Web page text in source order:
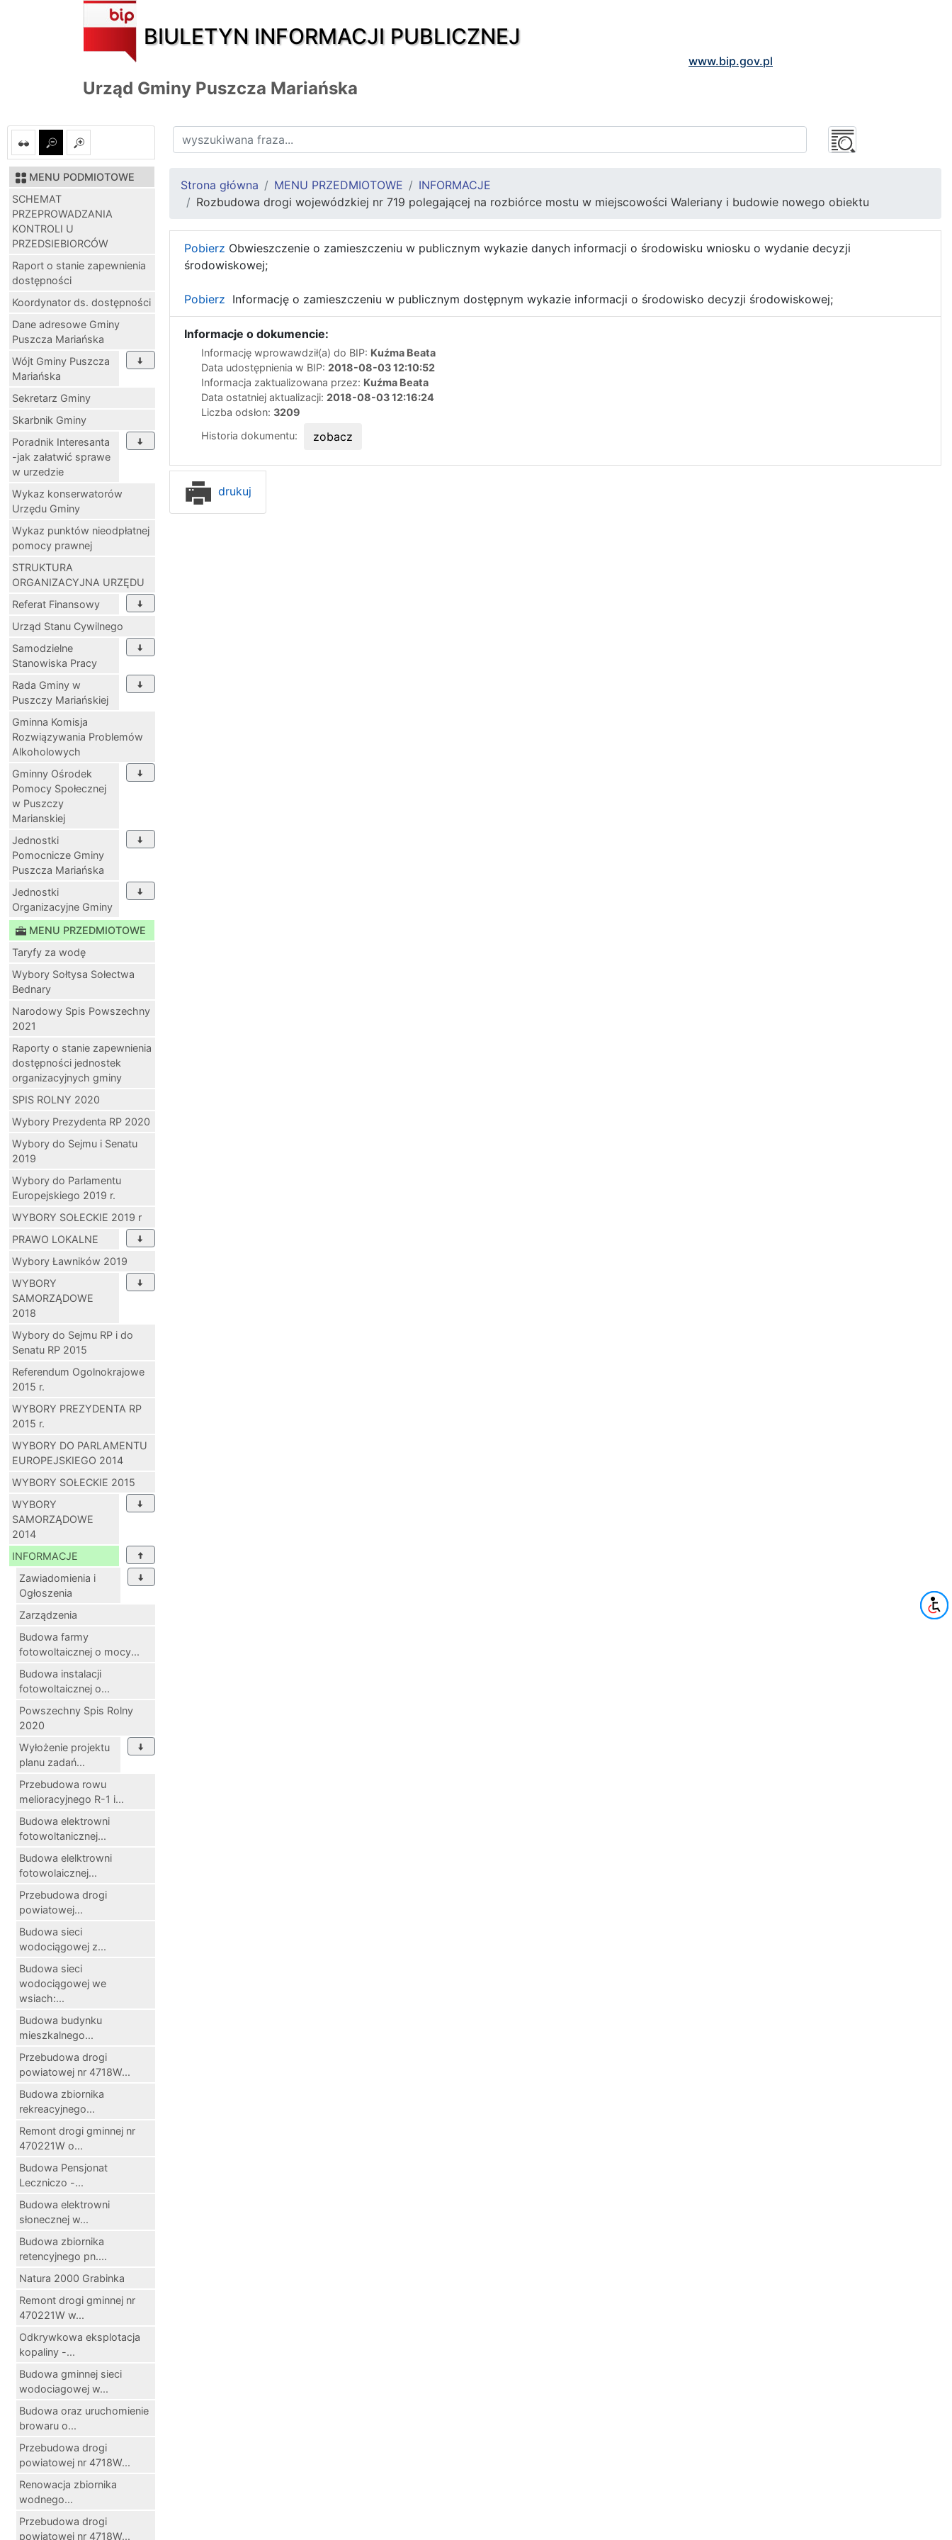
BIULETYN INFORMACJI PUBLICZNEJ
www.bip.gov.pl
Urząd Gminy Puszcza Mariańska
MENU PODMIOTOWE
SCHEMAT
PRZEPROWADZANIA
KONTROLI U
PRZEDSIEBIORCÓW
Raport o stanie zapewnienia
dostępności
Koordynator ds. dostępności
Dane adresowe Gminy
Puszcza Mariańska
Wójt Gminy Puszcza
Mariańska
Sekretarz Gminy
Skarbnik Gminy
Poradnik Interesanta
-jak załatwić sprawe
w urzedzie
Wykaz konserwatorów
Urzędu Gminy
Wykaz punktów nieodpłatnej
pomocy prawnej
STRUKTURA
ORGANIZACYJNA URZĘDU
Referat Finansowy
Urząd Stanu Cywilnego
Samodzielne
Stanowiska Pracy
Rada Gminy w
Puszczy Mariańskiej
Gminna Komisja
Rozwiązywania Problemów
Alkoholowych
Gminny Ośrodek
Pomocy Społecznej
w Puszczy
Marianskiej
Jednostki
Pomocnicze Gminy
Puszcza Mariańska
Jednostki
Organizacyjne Gminy
MENU PRZEDMIOTOWE
Taryfy za wodę
Wybory Sołtysa Sołectwa
Bednary
Narodowy Spis Powszechny
2021
Raporty o stanie zapewnienia
dostępności jednostek
organizacyjnych gminy
SPIS ROLNY 2020
Wybory Prezydenta RP 2020
Wybory do Sejmu i Senatu
2019
Wybory do Parlamentu
Europejskiego 2019 r.
WYBORY SOŁECKIE 2019 r
PRAWO LOKALNE
Wybory Ławników 2019
WYBORY
SAMORZĄDOWE
2018
Wybory do Sejmu RP i do
Senatu RP 2015
Referendum Ogolnokrajowe
2015 r.
WYBORY PREZYDENTA RP
2015 r.
WYBORY DO PARLAMENTU
EUROPEJSKIEGO 2014
WYBORY SOŁECKIE 2015
WYBORY
SAMORZĄDOWE
2014
INFORMACJE
Zawiadomienia i
Ogłoszenia
Zarządzenia
Budowa farmy
fotowoltaicznej o mocy...
Budowa instalacji
fotowoltaicznej o...
Powszechny Spis Rolny
2020
Wyłożenie projektu
planu zadań...
Przebudowa rowu
melioracyjnego R-1 i...
Budowa elektrowni
fotowoltanicznej...
Budowa elelktrowni
fotowolaicznej...
Przebudowa drogi
powiatowej...
Budowa sieci
wodociągowej z...
Budowa sieci
wodociągowej we
wsiach:...
Budowa budynku
mieszkalnego...
Przebudowa drogi
powiatowej nr 4718W...
Budowa zbiornika
rekreacyjnego...
Remont drogi gminnej nr
470221W o...
Budowa Pensjonat
Leczniczo -...
Budowa elektrowni
słonecznej w...
Budowa zbiornika
retencyjnego pn....
Natura 2000 Grabinka
Remont drogi gminnej nr
470221W w...
Odkrywkowa eksplotacja
kopaliny -...
Budowa gminnej sieci
wodociagowej w...
Budowa oraz uruchomienie
browaru o...
Przebudowa drogi
powiatowej nr 4718W...
Renowacja zbiornika
wodnego...
Przebudowa drogi
powiatowej nr 4718W...
Strona główna MENU PRZEDMIOTOWE
INFORMACJE
Rozbudowa drogi wojewódzkiej nr 719 polegającej na rozbiórce mostu w miejscowości Waleriany i budowie nowego obiektu
Pobierz Obwieszczenie o zamieszczeniu w publicznym wykazie danych informacji o środowisku wniosku o wydanie decyzji
środowiskowej;
Pobierz Informację o zamieszczeniu w publicznym dostępnym wykazie informacji o środowisko decyzji środowiskowej;
Informacje o dokumencie:
Informację wprowawdził(a) do BIP: Kuźma Beata
Data udostępnienia w BIP: 2018-08-03 12:10:52
Informacja zaktualizowana przez: Kuźma Beata
Data ostatniej aktualizacji: 2018-08-03 12:16:24
Liczba odsłon: 3209
Historia dokumentu:
zobacz
drukuj